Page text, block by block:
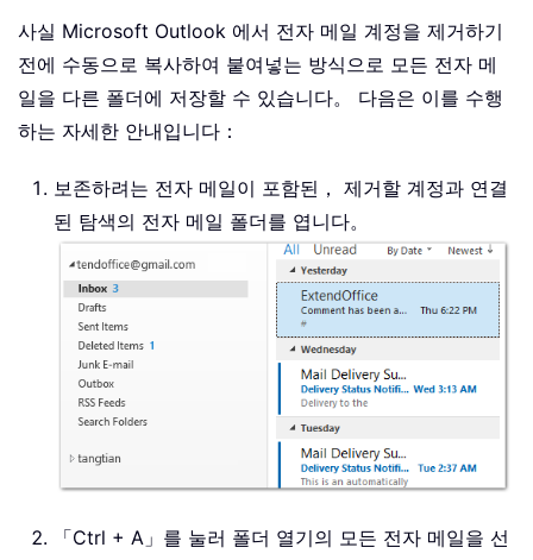
사실 Microsoft Outlook 에서 전자 메일 계정을 제거하기
전에 수동으로 복사하여 붙여넣는 방식으로 모든 전자 메
일을 다른 폴더에 저장할 수 있습니다。 다음은 이를 수행
하는 자세한 안내입니다：
보존하려는 전자 메일이 포함된， 제거할 계정과 연결
된 탐색의 전자 메일 폴더를 엽니다。
「Ctrl + A」를 눌러 폴더 열기의 모든 전자 메일을 선